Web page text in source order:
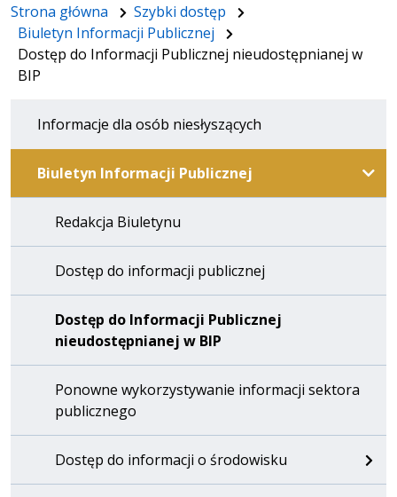
Strona główna
Szybki dostęp
Biuletyn Informacji Publicznej
Dostęp do Informacji Publicznej nieudostępnianej w
BIP
Informacje dla osób niesłyszących
Biuletyn Informacji Publicznej
Redakcja Biuletynu
Dostęp do informacji publicznej
Dostęp do Informacji Publicznej
nieudostępnianej w BIP
Ponowne wykorzystywanie informacji sektora
publicznego
Dostęp do informacji o środowisku